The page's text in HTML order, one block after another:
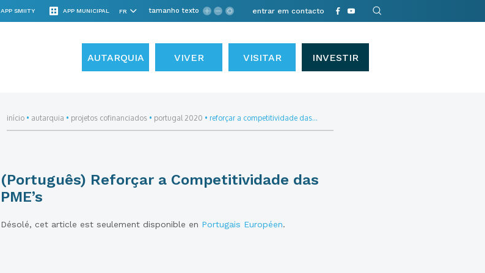
APP SMIITY APP MUNICIPAL tamanho texto entrar em contacto
AUTARQUIA VIVER VISITAR INVESTIR
início• autarquia • projetos cofinanciados• portugal 2020 • reforçar a competitividade das...
(Português) Reforçar a Competitividade das
PME’s
Désolé, cet article est seulement disponible en Portugais Européen.